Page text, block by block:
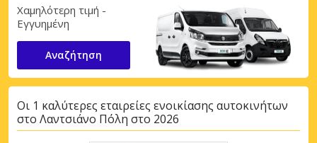
Χαμηλότερη τιμή -
Εγγυημένη
Αναζήτηση
Οι 1 καλύτερες εταιρείες ενοικίασης αυτοκινήτων
στο Λαντσιάνο Πόλη στο 2026